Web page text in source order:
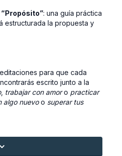
“Propósito”: una guía práctica
estructurada la propuesta y
para que cada
escrito junto a la
, trabajar con amoro practicar
algo nuevoo superar tus
rodillas: “Moviliza, estira y